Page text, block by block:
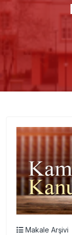
Makale Arşivi